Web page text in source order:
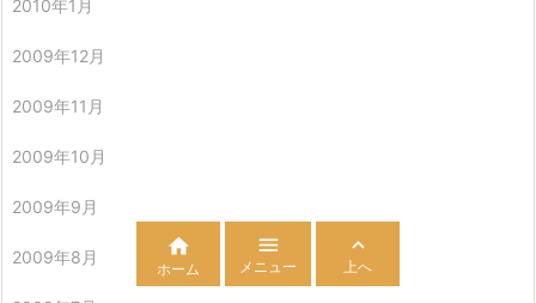
2010年1月
2009年12月
2009年11月
2009年10月
2009年9月
2009年8月 
ホーム

メニュー

上へ